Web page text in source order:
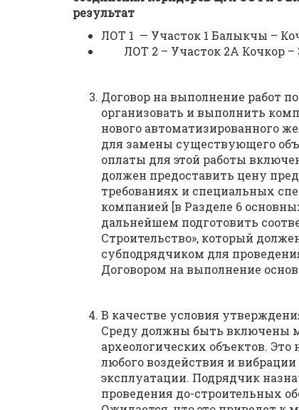
результат
ЛОТ 1 — Участок 1 Балыкчы –
ЛОТ 2 – Участок 2А Кочкор –
Договор на выполнение работ
организовать и выполнить
нового автоматизированного
для замены существующего
оплаты для этой работы
должен предоставить цену
требованиях и специальных
компанией [в Разделе 6
дальнейшем подготовить
Строительство», который
субподрядчиком для
Договором на выполнение
В качестве условия
Среду должны быть включены
археологических объектов.
любого воздействия и
эксплуатации. Подрядчик
проведения до-строительных